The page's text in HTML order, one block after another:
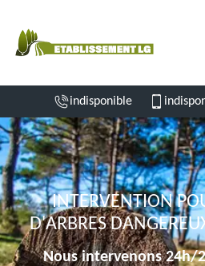
indisponible
INTERVENTION
D'ARBRES
Nous intervenons 24h/